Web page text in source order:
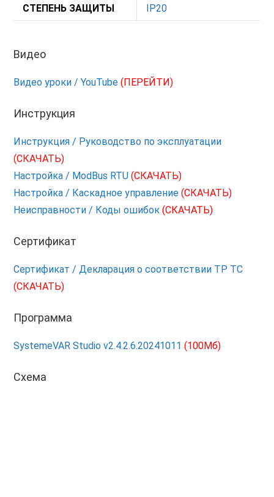
СТЕПЕНЬ ЗАЩИТЫ IP20
Видео
Видео уроки / YouTube(ПЕРЕЙТИ)
Инструкция
Инструкция / Руководство по эксплуатации
(СКАЧАТЬ)
Настройка / ModBus RTU(СКАЧАТЬ)
Настройка / Каскадное управление(СКАЧАТЬ)
Неисправности / Коды ошибок(СКАЧАТЬ)
Сертификат
Сертификат / Декларация о соответствии ТР ТС
(СКАЧАТЬ)
Программа
SystemeVAR Studio v2.4.2.6.20241011(100Мб)
Схема